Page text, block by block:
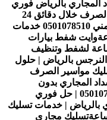
المجاري بالرياض فوري
0501078510 خدمة طوارئ لحل مشاكل الصرف خلال دقائق 24
فني تسليك مجاري بالرياض قريب مني 0501078510 خدمات
وايت شفط بيارات
0501078510 خدمة طوارئ 24 ساعة لشفط وتنظيف
بالرياض | حلول
مواسير الصرف
لانسداد المجاري بدون
فتح انسداد المجاري بالرياض 0501078510 | حل فوري
بالرياض | خدمات تسليك
تسليك مجاري